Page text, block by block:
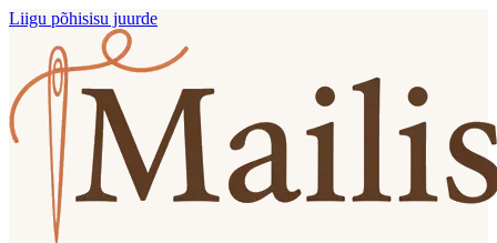
Liigu põhisisu juurde